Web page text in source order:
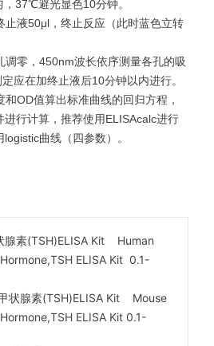
37℃避光显色10分钟。
止液50μl，终止反应（此时蓝色立转
调零，450nm波长依序测量各孔的吸
应在加终止液后10分钟以内进行。
和OD值算出标准曲线的回归方程，
进行计算，推荐使用ELISAcalc进行
曲线（四参数）。
素(TSH)ELISA Kit Human
ELISA Kit 0.1-
状腺素(TSH)ELISA Kit Mouse
ELISA Kit 0.1-